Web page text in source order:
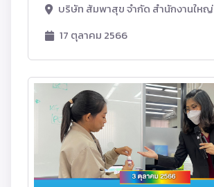
บริษัท ส้มพาสุข จำกัด สำนักงานใหญ่
17 ตุลาคม 2566